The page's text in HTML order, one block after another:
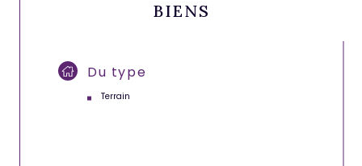
BIENS
Du type
Terrain